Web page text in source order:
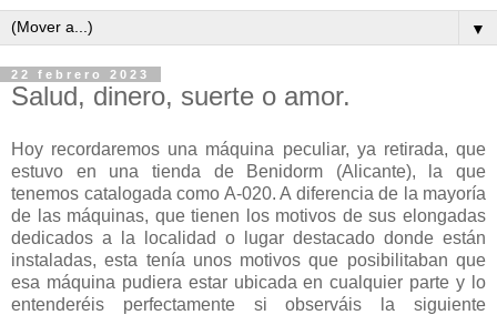
▼
22 febrero 2023
Salud, dinero, suerte o amor.
Hoy recordaremos una máquina peculiar, ya retirada, que
estuvo en una tienda de Benidorm (Alicante), la que
tenemos catalogada como A-020. A diferencia de la mayoría
de las máquinas, que tienen los motivos de sus elongadas
dedicados a la localidad o lugar destacado donde están
instaladas, esta tenía unos motivos que posibilitaban que
esa máquina pudiera estar ubicada en cualquier parte y lo
entenderéis perfectamente si observáis la siguiente